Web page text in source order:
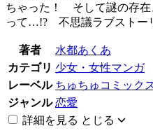
ちゃった！ そして謎の存在
って…!? 不思議ラブストー
著者
水都あくあ
カテゴリ 少女・女性マンガ
レーベル ちゅちゅコミック
ジャンル 恋愛
詳細を見る とじる